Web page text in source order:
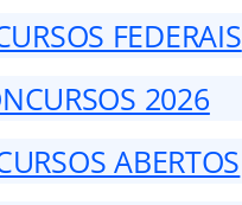
FEDERAIS
2026
ABERTOS